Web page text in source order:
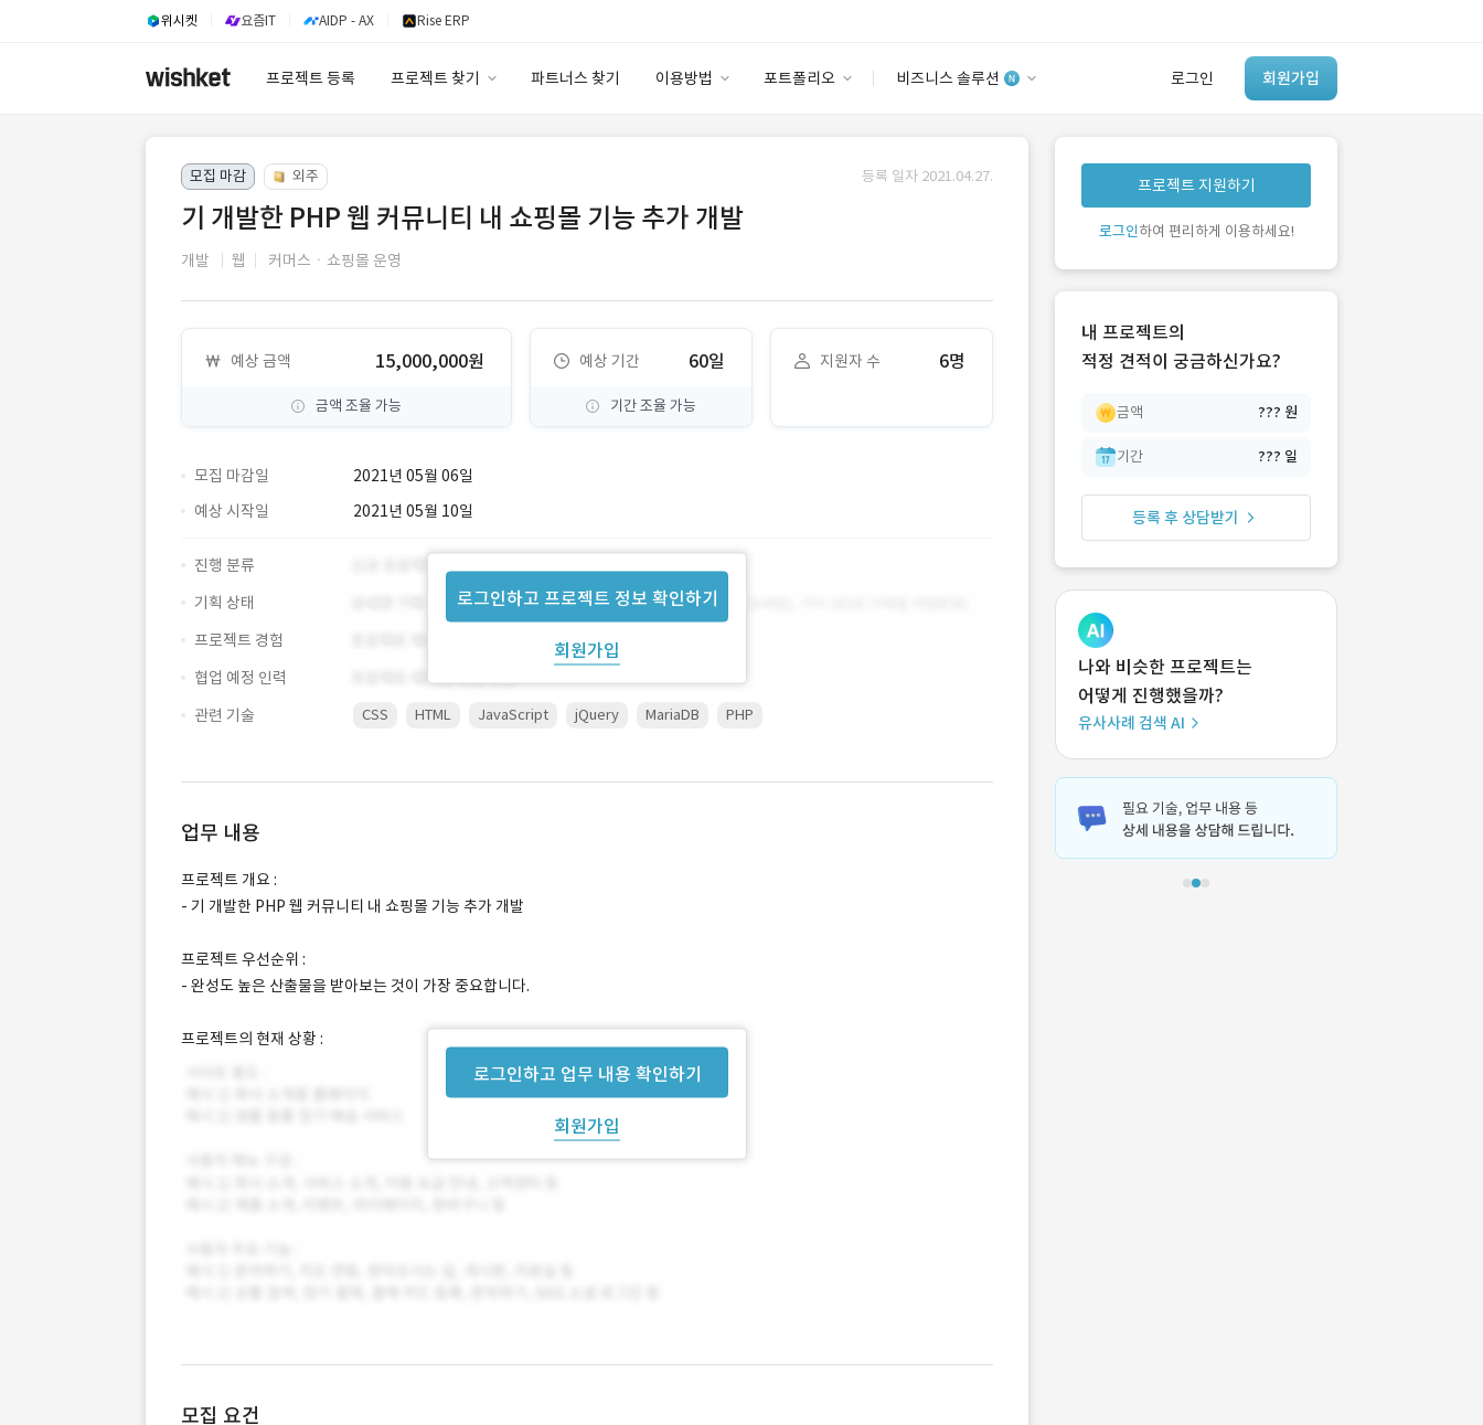
위시켓 요즘IT AIDP - AX Rise ERP
프로젝트 등록 프로젝트 찾기 파트너스 찾기 이용방법 포트폴리오 비즈니스 솔루션 로그인 회원가입
이용요금
고객센터
안심 코드 케어
유사사례 검색 AI
‘이런 거’ 만들어본
개발 회사 있어?
모집 마감 외주 등록 일자 2021.04.27.
기 개발한 PHP 웹 커뮤니티 내 쇼핑몰 기능 추가 개발
개발 웹 커머스ㆍ쇼핑몰 운영
예상 금액 15,000,000원
금액 조율 가능
예상 기간 60일
기간 조율 가능
지원자 수 6명
모집 마감일 2021년 05월 06일
로그인하고 프로젝트 정보 확인하기
회원가입
예상 시작일 2021년 05월 10일
진행 분류
기획 상태
프로젝트 경험
협업 예정 인력
관련 기술
CSS HTML JavaScript jQuery MariaDB PHP
업무 내용
로그인하고 업무 내용 확인하기
회원가입
프로젝트 개요 :
- 기 개발한 PHP 웹 커뮤니티 내 쇼핑몰 기능 추가 개발
프로젝트 우선순위 :
- 완성도 높은 산출물을 받아보는 것이 가장 중요합니다.
프로젝트의 현재 상황 :
모집 요건
프로젝트 지원하기
로그인하여 편리하게 이용하세요!
내 프로젝트의
적정 견적이 궁금하신가요?
금액 ??? 원
기간 ??? 일
등록 후 상담받기
나와 비슷한 프로젝트는
어떻게 진행했을까?
유사사례 검색 AI